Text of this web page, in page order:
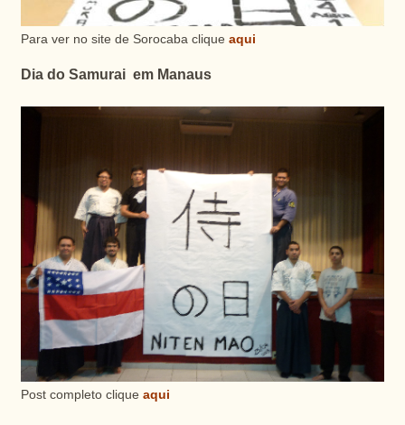
Para ver no site de Sorocaba clique aqui
Dia do Samurai em Manaus
Post completo clique aqui